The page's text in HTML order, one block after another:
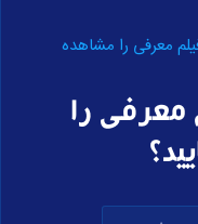
شوید
معرفی را مشاهده
معرفی را